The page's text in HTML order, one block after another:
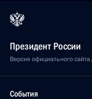
Президент России
Версия официального
События